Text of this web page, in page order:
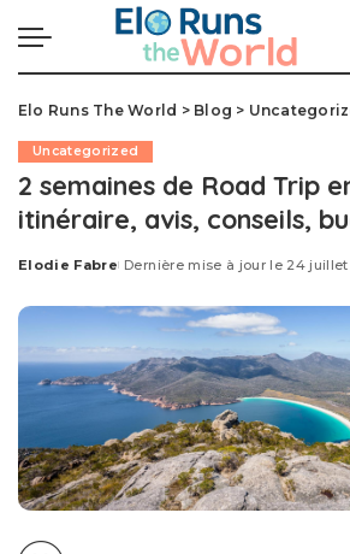
Elo Runs The World > Blog >
Uncategorized
2 semaines de Road Trip
itinéraire, avis, conseils,
Posted
Elodie Fabre Dernière mise à jour le 24 juillet